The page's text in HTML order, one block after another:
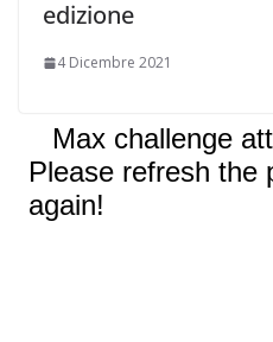
edizione
4 Dicembre 2021